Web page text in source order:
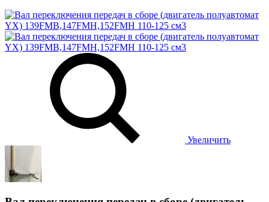
Увеличить